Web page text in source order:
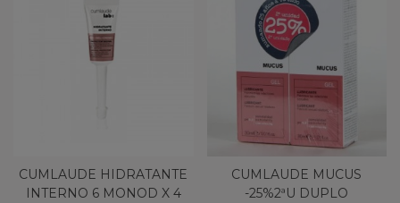
CUMLAUDE HIDRATANTE
INTERNO 6 MONOD X 4
CUMLAUDE MUCUS
-25%2ªU DUPLO